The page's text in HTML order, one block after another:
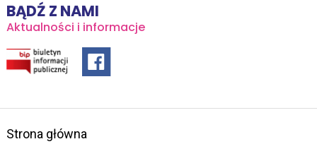
BĄDŹ Z NAMI
Aktualności i informacje
Strona główna